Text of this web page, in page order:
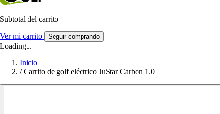
Subtotal del carrito
Ver mi carrito Seguir comprando
Loading...
Inicio
/ Carrito de golf eléctrico JuStar Carbon 1.0